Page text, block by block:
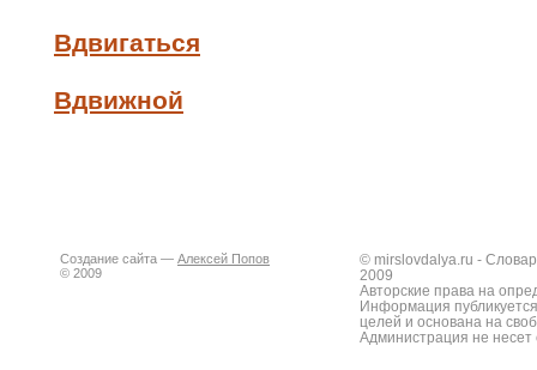
Вдвигаться
Вдвижной
Создание сайта — Алексей Попов
© 2009
© mirslovdalya.ru -
2009
Авторские права на
Информация
целей и основана на
Администрация не несет